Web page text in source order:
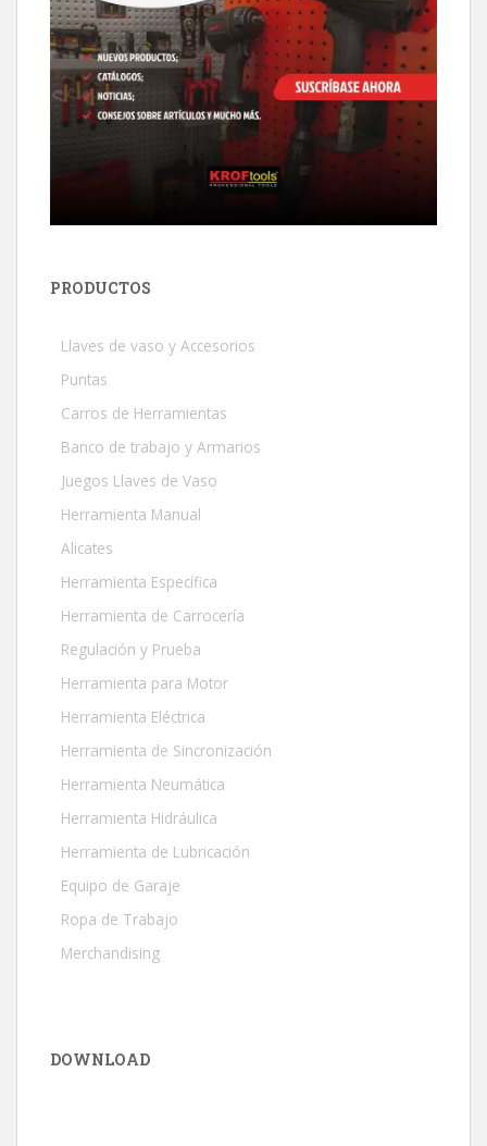
PRODUCTOS
Llaves de vaso y Accesorios
Puntas
Carros de Herramientas
Banco de trabajo y Armarios
Juegos Llaves de Vaso
Herramienta Manual
Alicates
Herramienta Específica
Herramienta de Carrocería
Regulación y Prueba
Herramienta para Motor
Herramienta Eléctrica
Herramienta de Sincronización
Herramienta Neumática
Herramienta Hidráulica
Herramienta de Lubricación
Equipo de Garaje
Ropa de Trabajo
Merchandising
DOWNLOAD